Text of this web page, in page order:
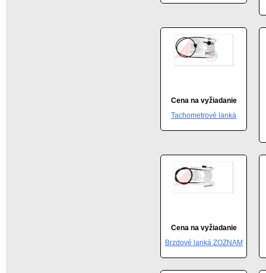
Cena na vyžiadanie
Tachometrové lanká
Cena na vyžiadanie
Brzdové lanká ZOZNAM